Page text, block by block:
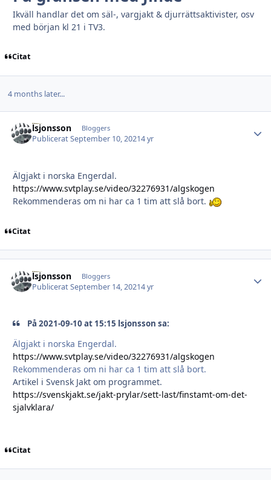
Ikväll handlar det om säl-, vargjakt & djurrättsaktivister, osv
med början kl 21 i TV3.
Citat
4 months later...
lsjonsson Bloggers
PubliceratSeptember 10, 20214 yr
Älgjakt i norska Engerdal.
https://www.svtplay.se/video/32276931/algskogen
Rekommenderas om ni har ca 1 tim att slå bort.
Citat
lsjonsson Bloggers
PubliceratSeptember 14, 20214 yr
På 2021-09-10 at 15:15 lsjonsson sa:
Älgjakt i norska Engerdal.
https://www.svtplay.se/video/32276931/algskogen
Rekommenderas om ni har ca 1 tim att slå bort.
Artikel i Svensk Jakt om programmet.
https://svenskjakt.se/jakt-prylar/sett-last/finstamt-om-det-
sjalvklara/
Citat